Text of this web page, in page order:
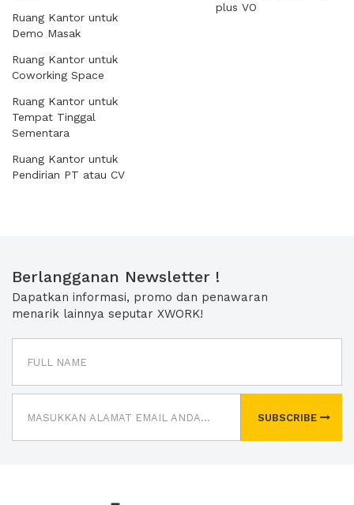
Ruang Kantor untuk
Demo Masak
Ruang Kantor untuk
Coworking Space
Ruang Kantor untuk
Tempat Tinggal
Sementara
Ruang Kantor untuk
Pendirian PT atau CV
plus VO
Berlangganan Newsletter !
Dapatkan informasi, promo dan penawaran
menarik lainnya seputar XWORK!
SUBSCRIBE